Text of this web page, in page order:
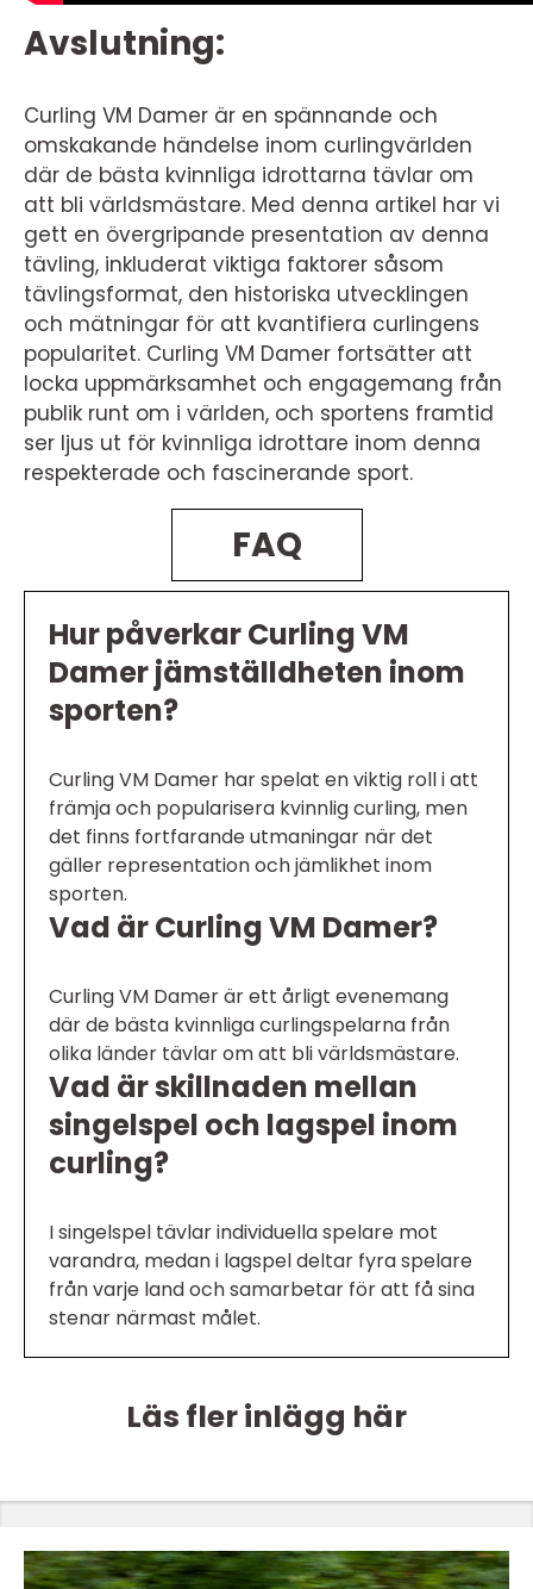
Avslutning:
Curling VM Damer är en spännande och
omskakande händelse inom curlingvärlden
där de bästa kvinnliga idrottarna tävlar om
att bli världsmästare. Med denna artikel har vi
gett en övergripande presentation av denna
tävling, inkluderat viktiga faktorer såsom
tävlingsformat, den historiska utvecklingen
och mätningar för att kvantifiera curlingens
popularitet. Curling VM Damer fortsätter att
locka uppmärksamhet och engagemang från
publik runt om i världen, och sportens framtid
ser ljus ut för kvinnliga idrottare inom denna
respekterade och fascinerande sport.
FAQ
Hur påverkar Curling VM
Damer jämställdheten inom
sporten?
Curling VM Damer har spelat en viktig roll i att
främja och popularisera kvinnlig curling, men
det finns fortfarande utmaningar när det
gäller representation och jämlikhet inom
sporten.
Vad är Curling VM Damer?
Curling VM Damer är ett årligt evenemang
där de bästa kvinnliga curlingspelarna från
olika länder tävlar om att bli världsmästare.
Vad är skillnaden mellan
singelspel och lagspel inom
curling?
I singelspel tävlar individuella spelare mot
varandra, medan i lagspel deltar fyra spelare
från varje land och samarbetar för att få sina
stenar närmast målet.
Läs fler inlägg här